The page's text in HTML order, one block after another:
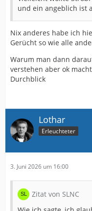
und ein angeblich ist
Nix anderes habe ich
Gerücht so wie alle
Warum man dann
verstehen aber ok
Durchblick
Lothar
Erleuchteter
3. Juni 2026 um 16:00
Zitat von SLNC